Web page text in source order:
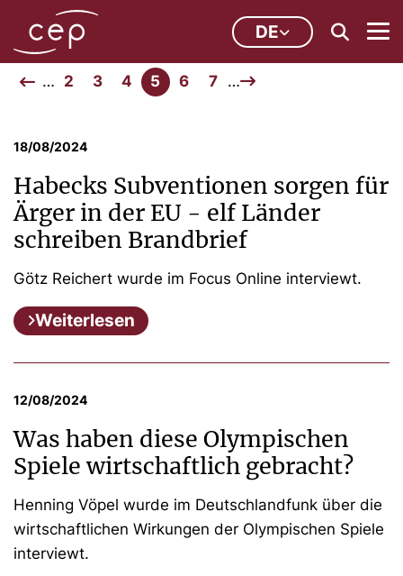
DE
… 2 3 4 5 6 7 …
18/08/2024
Habecks Subventionen sorgen für
Ärger in der EU - elf Länder
schreiben Brandbrief
Götz Reichert wurde im Focus Online interviewt.
Weiterlesen
12/08/2024
Was haben diese Olympischen
Spiele wirtschaftlich gebracht?
Henning Vöpel wurde im Deutschlandfunk über die
wirtschaftlichen Wirkungen der Olympischen Spiele
interviewt.